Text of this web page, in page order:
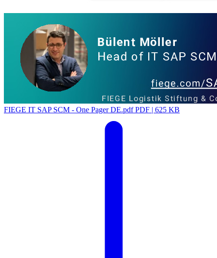
FIEGE IT SAP SCM - One Pager DE.pdf PDF | 625 KB